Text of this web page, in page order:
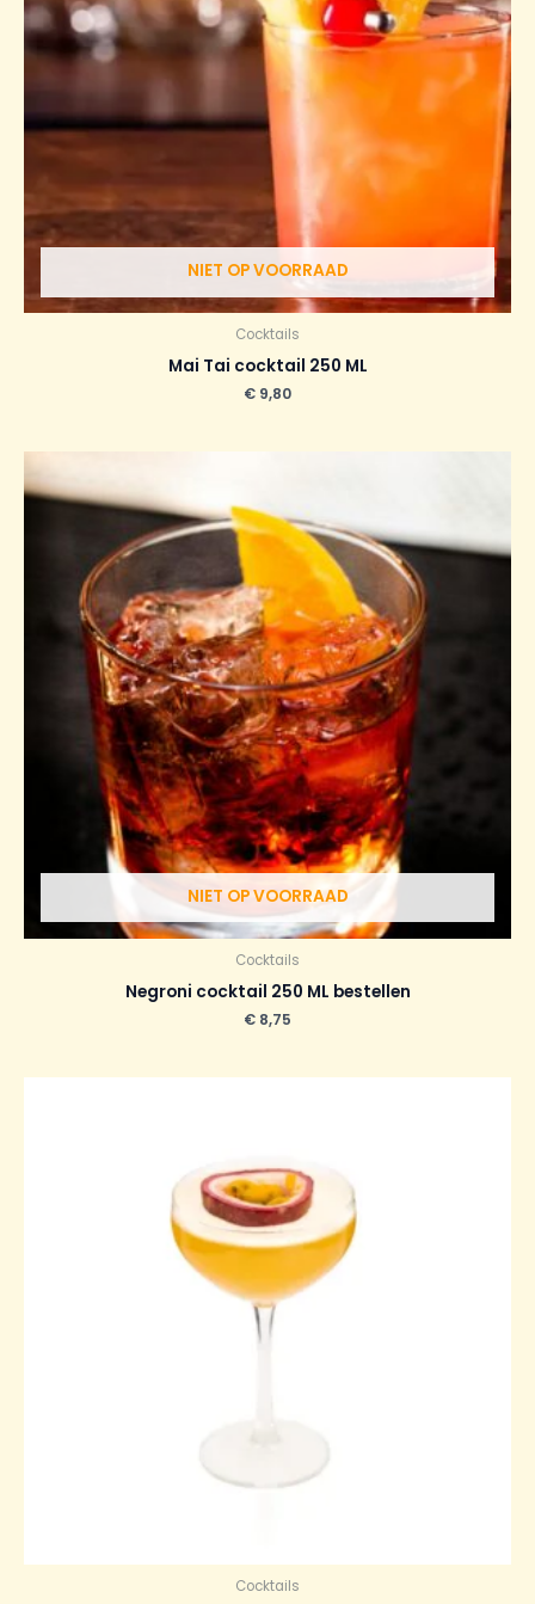
NIET OP VOORRAAD
Cocktails
Mai Tai cocktail 250 ML
€ 9,80
NIET OP VOORRAAD
Cocktails
Negroni cocktail 250 ML bestellen
€ 8,75
Cocktails